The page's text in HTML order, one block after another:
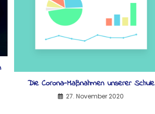
Die Corona-Maßnahmen unserer Schule
27. November 2020